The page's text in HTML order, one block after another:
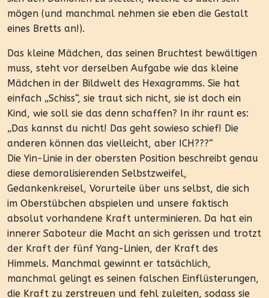
mögen (und manchmal nehmen sie eben die Gestalt
eines Bretts an!).
Das kleine Mädchen, das seinen Bruchtest bewältigen
muss, steht vor derselben Aufgabe wie das kleine
Mädchen in der Bildwelt des Hexagramms. Sie hat
einfach „Schiss“, sie traut sich nicht, sie ist doch ein
Kind, wie soll sie das denn schaffen? In ihr raunt es:
„Das kannst du nicht! Das geht sowieso schief! Die
anderen können das vielleicht, aber ICH???“
Die Yin-Linie in der obersten Position beschreibt genau
diese demoralisierenden Selbstzweifel,
Gedankenkreisel, Vorurteile über uns selbst, die sich
im Oberstübchen abspielen und unsere faktisch
absolut vorhandene Kraft unterminieren. Da hat ein
innerer Saboteur die Macht an sich gerissen und trotzt
der Kraft der fünf Yang-Linien, der Kraft des
Himmels. Manchmal gewinnt er tatsächlich,
manchmal gelingt es seinen falschen Einflüsterungen,
die Kraft zu zerstreuen und fehl zuleiten, sodass sie